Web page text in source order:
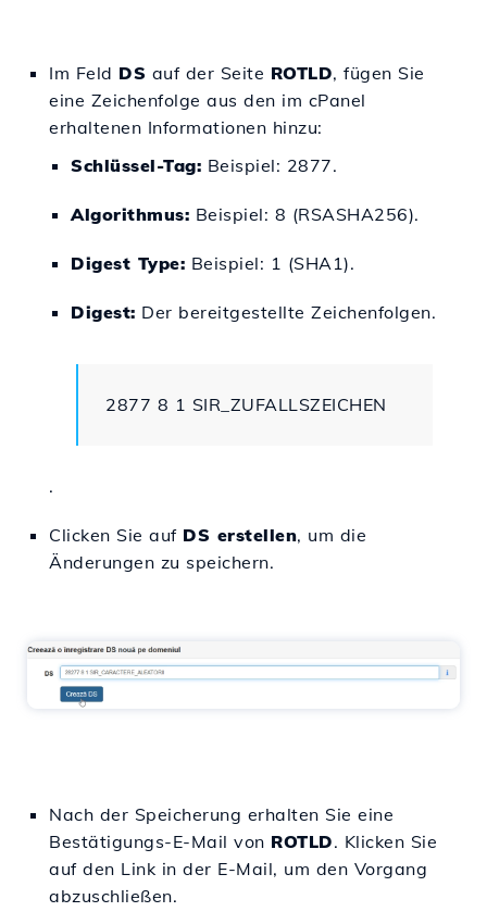
Im Feld DS auf der Seite ROTLD, fügen Sie
eine Zeichenfolge aus den im cPanel
erhaltenen Informationen hinzu:
Schlüssel-Tag: Beispiel: 2877.
Algorithmus: Beispiel: 8 (RSASHA256).
Digest Type: Beispiel: 1 (SHA1).
Digest: Der bereitgestellte Zeichenfolgen.
2877 8 1 SIR_ZUFALLSZEICHEN
.
Clicken Sie auf DS erstellen, um die
Änderungen zu speichern.
Nach der Speicherung erhalten Sie eine
Bestätigungs-E-Mail von ROTLD. Klicken Sie
auf den Link in der E-Mail, um den Vorgang
abzuschließen.